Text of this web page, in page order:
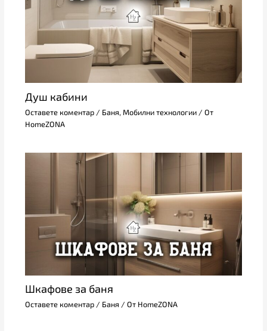
Душ кабини
Оставете коментар / Баня, Мобилни технологии/ От
HomeZONA
Шкафове за баня
Оставете коментар / Баня / От HomeZONA